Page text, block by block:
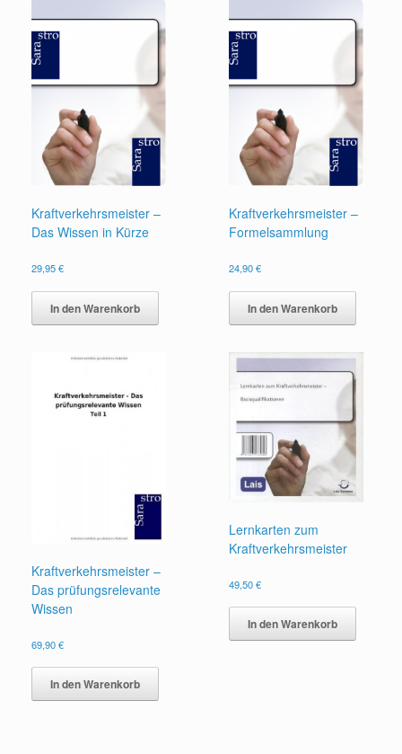
Kraftverkehrsmeister –
Das Wissen in Kürze
29,95€
In den Warenkorb
Kraftverkehrsmeister –
Formelsammlung
24,90€
In den Warenkorb
Kraftverkehrsmeister –
Das prüfungsrelevante
Wissen
69,90€
In den Warenkorb
Lernkarten zum
Kraftverkehrsmeister
49,50€
In den Warenkorb